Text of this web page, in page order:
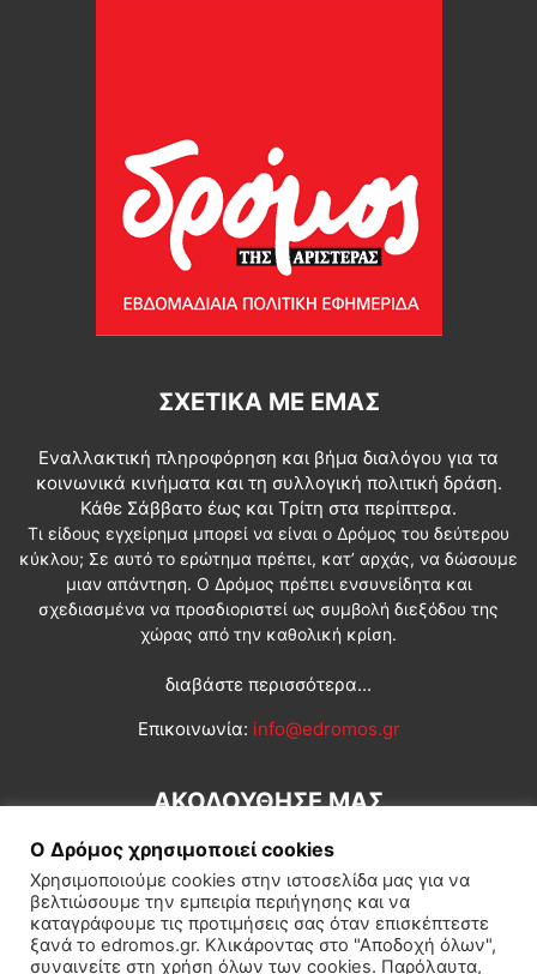
ΣΧΕΤΙΚΆ ΜΕ ΕΜΆΣ
Εναλλακτική πληροφόρηση και βήμα διαλόγου για τα
κοινωνικά κινήματα και τη συλλογική πολιτική δράση.
Κάθε Σάββατο έως και Τρίτη στα περίπτερα.
Τι είδους εγχείρημα μπορεί να είναι ο Δρόμος του δεύτερου
κύκλου; Σε αυτό το ερώτημα πρέπει, κατ’ αρχάς, να δώσουμε
μιαν απάντηση. Ο Δρόμος πρέπει ενσυνείδητα και
σχεδιασμένα να προσδιοριστεί ως συμβολή διεξόδου της
χώρας από την καθολική κρίση.
διαβάστε περισσότερα...
Επικοινωνία: info@edromos.gr
ΑΚΟΛΟΥΘΗΣΕ ΜΑΣ
Ο Δρόμος χρησιμοποιεί cookies
Χρησιμοποιούμε cookies στην ιστοσελίδα μας για να
βελτιώσουμε την εμπειρία περιήγησης και να
καταγράφουμε τις προτιμήσεις σας όταν επισκέπτεστε
ξανά το edromos.gr. Κλικάροντας στο "Αποδοχή όλων",
συναινείτε στη χρήση όλων των cookies. Παρόλαυτα,